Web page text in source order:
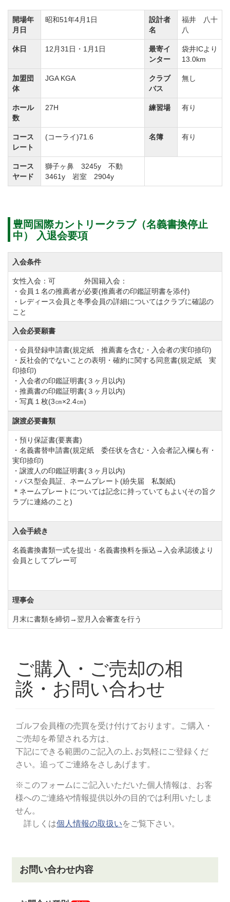
開場年
月日
昭和51年4月1日
設計者
名
福井 八十
八
休日 12月31日・1月1日
最寄イ
ンター
袋井ICより
13.0km
加盟団
体
JGA KGA
クラブ
バス
無し
ホール
数
27H 練習場 有り
コース
レート
(コーライ)71.6 名簿 有り
コース
ヤード
獅子ヶ鼻 3245y 不動
3461y 岩室 2904y
豊岡国際カントリークラブ（名義書換停止
中） 入退会要項
入会条件
女性入会：可 外国籍入会：
・会員１名の推薦者が必要(推薦者の印鑑証明書を添付)
・レディース会員と冬季会員の詳細についてはクラブに確認の
こと
入会必要願書
・会員登録申請書(規定紙 推薦書を含む・入会者の実印捺印)
・反社会的でないことの表明・確約に関する同意書(規定紙 実
印捺印)
・入会者の印鑑証明書(３ヶ月以内)
・推薦書の印鑑証明書(３ヶ月以内)
・写真１枚(3㎝×2.4㎝)
譲渡必要書類
・預り保証書(要裏書)
・名義書替申請書(規定紙 委任状を含む・入会者記入欄も有・
実印捺印)
・譲渡人の印鑑証明書(３ヶ月以内)
・パス型会員証、ネームプレート(紛失届 私製紙)
＊ネームプレートについては記念に持っていてもよい(その旨ク
ラブに連絡のこと)
入会手続き
名義書換書類一式を提出・名義書換料を振込→入会承認後より
会員としてプレー可
理事会
月末に書類を締切→翌月入会審査を行う